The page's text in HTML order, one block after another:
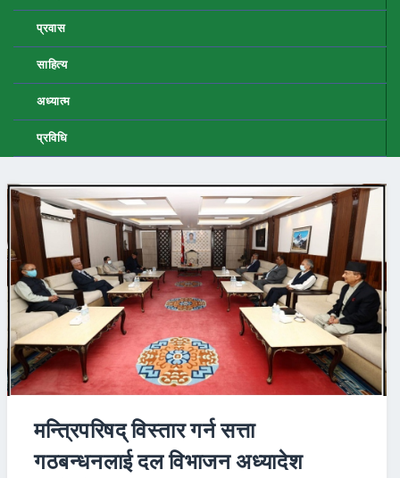
प्रवास
साहित्य
अध्यात्म
प्रविधि
मन्त्रिपरिषद् विस्तार गर्न सत्ता
गठबन्धनलाई दल विभाजन अध्यादेश